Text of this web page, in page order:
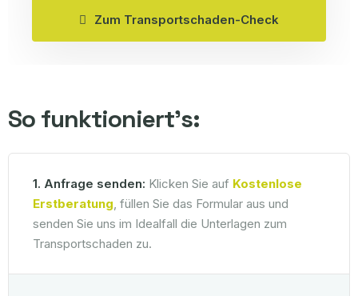
Zum Transportschaden-Check
So funktioniert's:
1. Anfrage senden: Klicken Sie auf Kostenlose
Erstberatung, füllen Sie das Formular aus und
senden Sie uns im Idealfall die Unterlagen zum
Transportschaden zu.